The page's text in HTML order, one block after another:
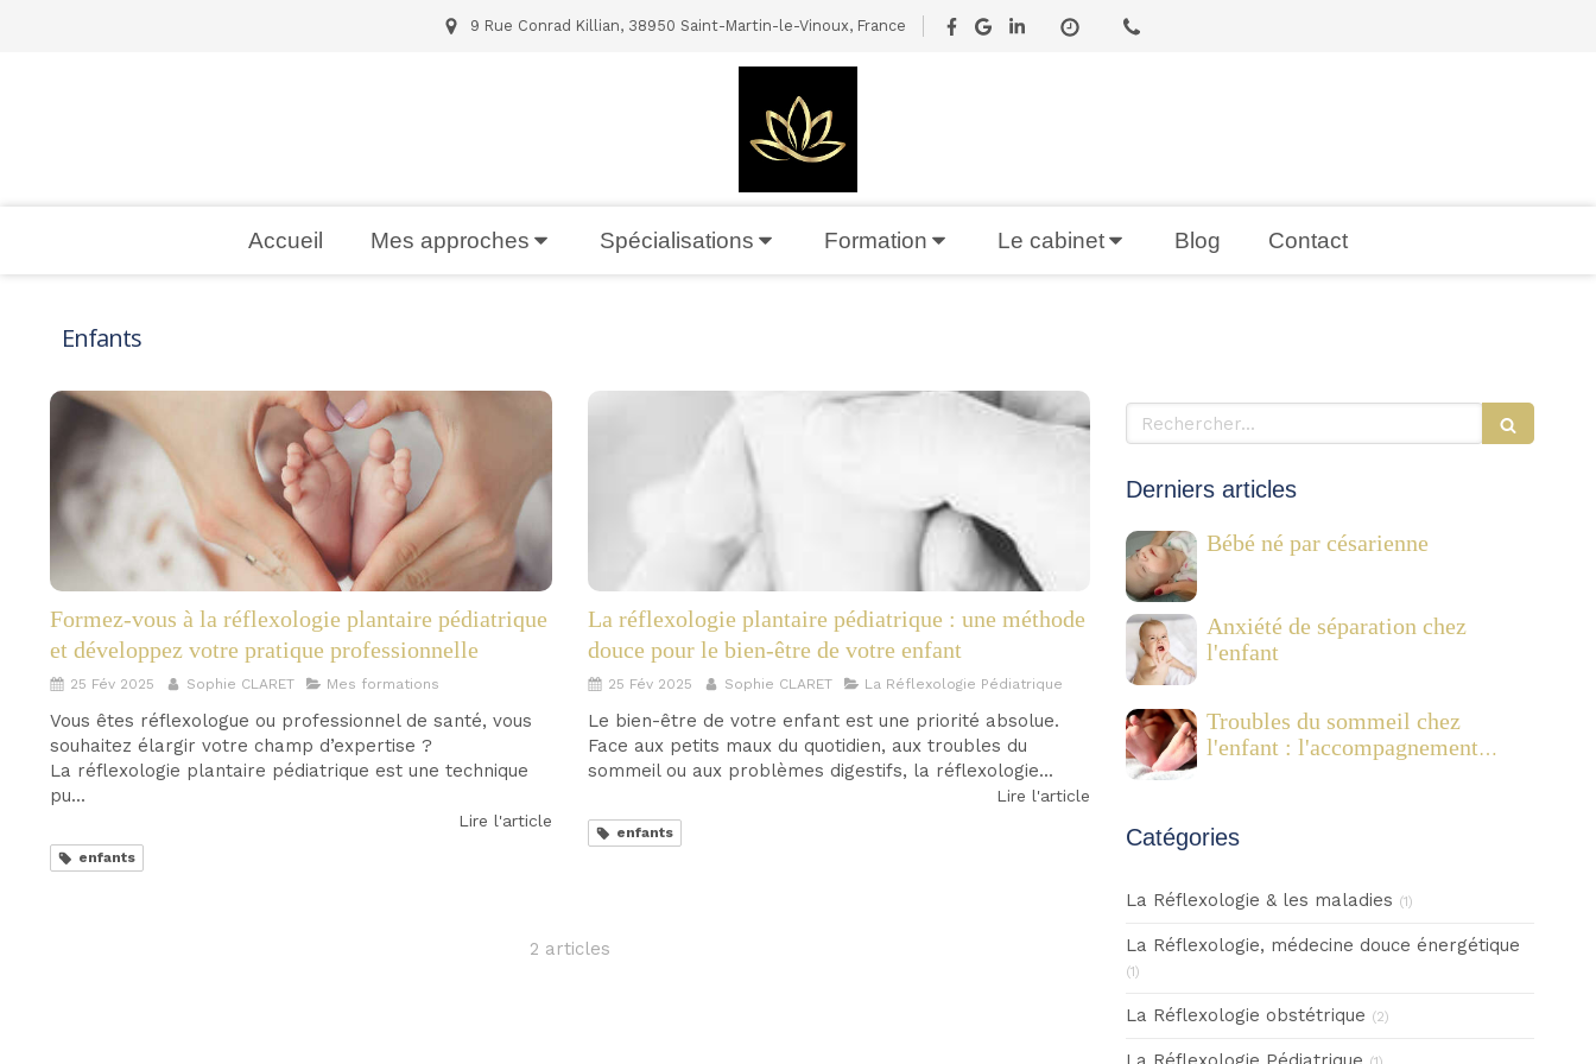
9 Rue Conrad Killian, 38950 Saint-Martin-le-Vinoux, France
Accueil Mes approches Spécialisations Formation Le cabinet Blog Contact
Enfants
Formez-vous à la réflexologie plantaire pédiatrique
et développez votre pratique professionnelle
25 Fév 2025 Sophie CLARET Mes formations
Vous êtes réflexologue ou professionnel de santé, vous
souhaitez élargir votre champ d’expertise ?
La réflexologie plantaire pédiatrique est une technique
pu...
Lire l'article
enfants
La réflexologie plantaire pédiatrique : une méthode
douce pour le bien-être de votre enfant
25 Fév 2025 Sophie CLARET La Réflexologie Pédiatrique
Le bien-être de votre enfant est une priorité absolue.
Face aux petits maux du quotidien, aux troubles du
sommeil ou aux problèmes digestifs, la réflexologie...
Lire l'article
enfants
2 articles
Rechercher
Derniers articles
Bébé né par césarienne
Anxiété de séparation chez
l'enfant
Troubles du sommeil chez
l'enfant : l'accompagnement
Fleurs de Bach
Catégories
La Réflexologie & les maladies (1)
La Réflexologie, médecine douce énergétique
(1)
La Réflexologie obstétrique (2)